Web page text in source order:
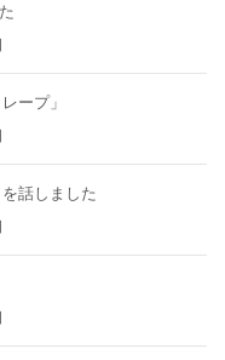
ープ」
話しました